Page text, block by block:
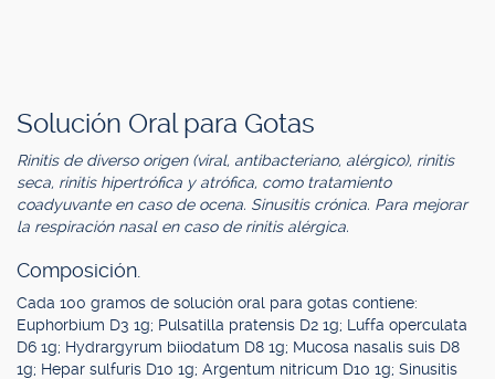
Solución Oral para Gotas
Rinitis de diverso origen (viral, antibacteriano, alérgico), rinitis
seca, rinitis hipertrófica y atrófica, como tratamiento
coadyuvante en caso de ocena. Sinusitis crónica. Para mejorar
la respiración nasal en caso de rinitis alérgica.
Composición.
Cada 100 gramos de solución oral para gotas contiene:
Euphorbium D3 1g; Pulsatilla pratensis D2 1g; Luffa operculata
D6 1g; Hydrargyrum biiodatum D8 1g; Mucosa nasalis suis D8
1g; Hepar sulfuris D10 1g; Argentum nitricum D10 1g; Sinusitis